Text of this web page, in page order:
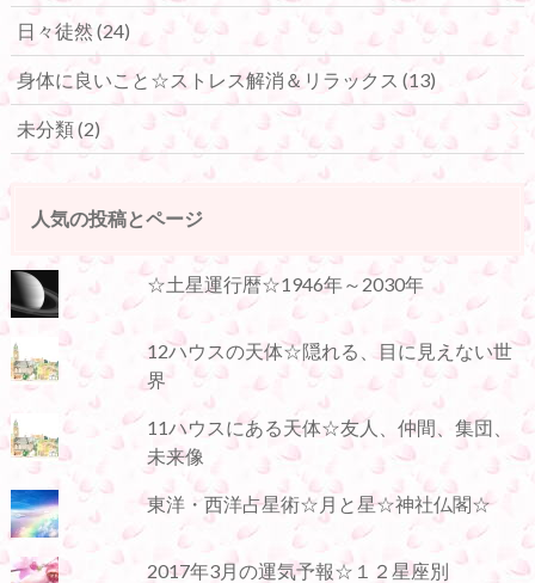
日々徒然 (24)
身体に良いこと☆ストレス解消＆リラックス (13)
未分類(2)
人気の投稿とページ
☆土星運行暦☆1946年～2030年
12ハウスの天体☆隠れる、目に見えない世
界
11ハウスにある天体☆友人、仲間、集団、
未来像
東洋・西洋占星術☆月と星☆神社仏閣☆
2017年3月の運気予報☆１２星座別